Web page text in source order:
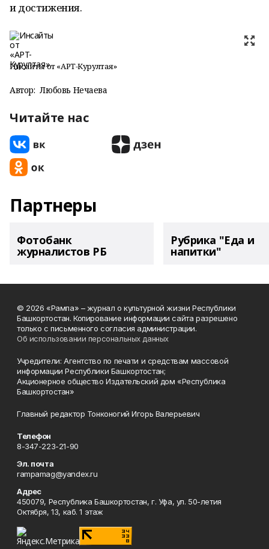
и достижения.
Инсайты от «АРТ-Курултая»
Автор: Любовь Нечаева
Читайте нас
Партнеры
Фотобанк
журналистов РБ
Рубрика "Еда и
напитки"
© 2026 «Рампа» – журнал о культурной жизни Республики
Башкортостан. Копирование информации сайта разрешено
только с письменного согласия администрации.
Об использовании персональных данных
Учредители: Агентство по печати и средствам массовой
информации Республики Башкортостан;
Акционерное общество Издательский дом «Республика
Башкортостан»
Главный редактор Тонконогий Игорь Валерьевич
Телефон
8-347-223-21-90
Эл. почта
rampamag@yandex.ru
Адрес
450079, Республика Башкортостан, г. Уфа, ул. 50-летия
Октября, 13, каб. 1 этаж